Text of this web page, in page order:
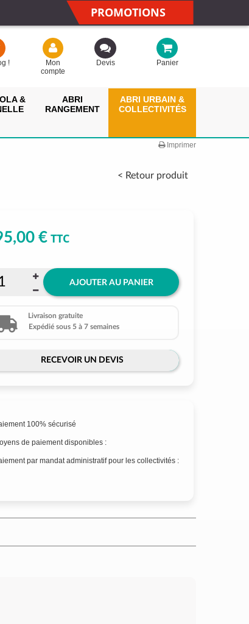
PROMOTIONS
!
Mon
compte
Devis Panier
&
ABRI
RANGEMENT
ABRI URBAIN &
COLLECTIVITÉS
Imprimer
< Retour produit
€TTC
AJOUTER AU PANIER
Livraison gratuite
Expédié sous 5 à 7 semaines
RECEVOIR UN DEVIS
100% sécurisé
de paiement disponibles :
par mandat administratif pour les collectivités :